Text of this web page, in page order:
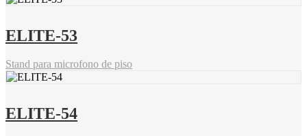
ELITE-53
Stand para microfono de piso
ELITE-54